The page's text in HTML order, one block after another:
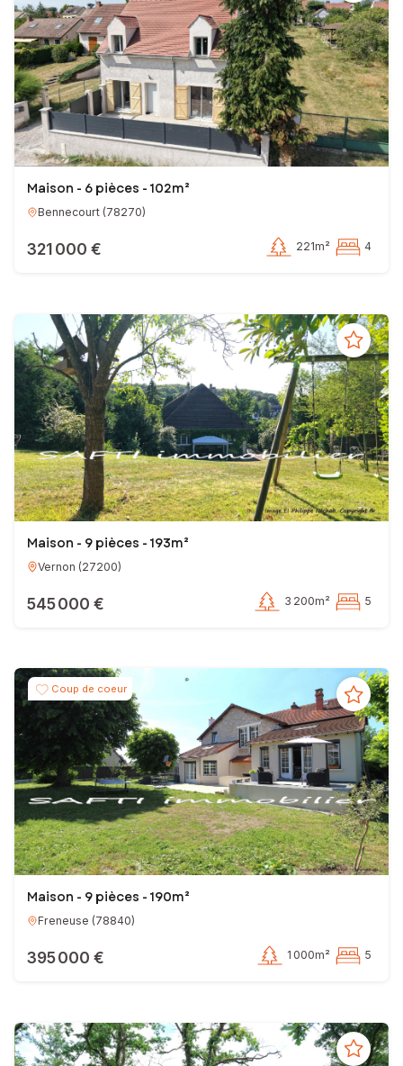
Maison - 6 pièces - 102m²
Bennecourt (78270)
321 000 € 221m² 4
Maison - 9 pièces - 193m²
Vernon (27200)
545 000 € 3 200m² 5
Coup de coeur
Maison - 9 pièces - 190m²
Freneuse (78840)
395 000 € 1 000m² 5